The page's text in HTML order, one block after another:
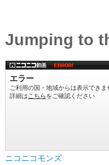
Jumping to
ニコニコモンズ